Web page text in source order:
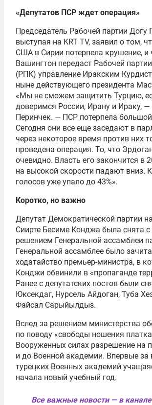
«Депутатов ПСР ждет операция»
Председатель Рабочей партии Догу
выступая на KRT TV, заявил о том,
США в Сирии потерпела крушение, и
Вашингтон передаст Рабочей
(РПК) управление Иракским
ныне действующего президента
«Мы не сможем защитить Турцию,
доверимся России, Ирану и Ираку, —
Перинчек. — ПСР потерпела
Сегодня они все еще заседают в
через некоторое время против них
проведена операция. То, что
очевидно. Власть его закончится в
на высокой скорости падают вниз.
голосов уже упало до 43%».
Коротко, но важно
Депутат Демократической партии
Сиирте Бесиме Конджа была снята с
решением Генеральной ассамблеи
Генеральной ассамблее было
ходатайство премьер-министра, в
Конджи обвинили в «пропаганде
Ранее с депутатских постов были
Юксекдаг, Нурсель Айдоган, Туба
Файсал Сарыйылдыз.
Вслед за решением министерства
по поводу «свободы ношения
Вооруженных силах разрешение на
и до Военной академии. Впервые
турецких Военных академий
начала новый учебный год.
Все важные новости — в